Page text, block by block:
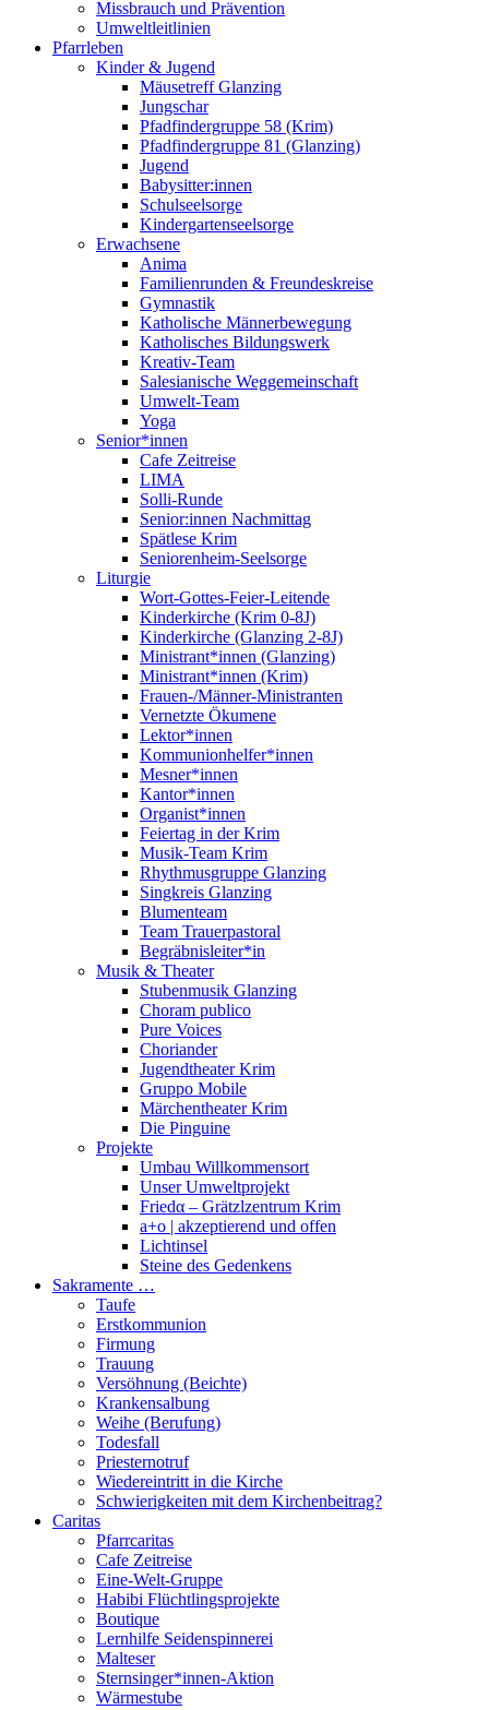
Missbrauch und Prävention
Umweltleitlinien
Pfarrleben
Kinder & Jugend
Mäusetreff Glanzing
Jungschar
Pfadfindergruppe 58 (Krim)
Pfadfindergruppe 81 (Glanzing)
Jugend
Babysitter:innen
Schulseelsorge
Kindergartenseelsorge
Erwachsene
Anima
Familienrunden & Freundeskreise
Gymnastik
Katholische Männerbewegung
Katholisches Bildungswerk
Kreativ-Team
Salesianische Weggemeinschaft
Umwelt-Team
Yoga
Senior*innen
Cafe Zeitreise
LIMA
Solli-Runde
Senior:innen Nachmittag
Spätlese Krim
Seniorenheim-Seelsorge
Liturgie
Wort-Gottes-Feier-Leitende
Kinderkirche (Krim 0-8J)
Kinderkirche (Glanzing 2-8J)
Ministrant*innen (Glanzing)
Ministrant*innen (Krim)
Frauen-/Männer-Ministranten
Vernetzte Ökumene
Lektor*innen
Kommunionhelfer*innen
Mesner*innen
Kantor*innen
Organist*innen
Feiertag in der Krim
Musik-Team Krim
Rhythmusgruppe Glanzing
Singkreis Glanzing
Blumenteam
Team Trauerpastoral
Begräbnisleiter*in
Musik & Theater
Stubenmusik Glanzing
Choram publico
Pure Voices
Choriander
Jugendtheater Krim
Gruppo Mobile
Märchentheater Krim
Die Pinguine
Projekte
Umbau Willkommensort
Unser Umweltprojekt
Friedα – Grätzlzentrum Krim
a+o | akzeptierend und offen
Lichtinsel
Steine des Gedenkens
Sakramente …
Taufe
Erstkommunion
Firmung
Trauung
Versöhnung (Beichte)
Krankensalbung
Weihe (Berufung)
Todesfall
Priesternotruf
Wiedereintritt in die Kirche
Schwierigkeiten mit dem Kirchenbeitrag?
Caritas
Pfarrcaritas
Cafe Zeitreise
Eine-Welt-Gruppe
Habibi Flüchtlingsprojekte
Boutique
Lernhilfe Seidenspinnerei
Malteser
Sternsinger*innen-Aktion
Wärmestube